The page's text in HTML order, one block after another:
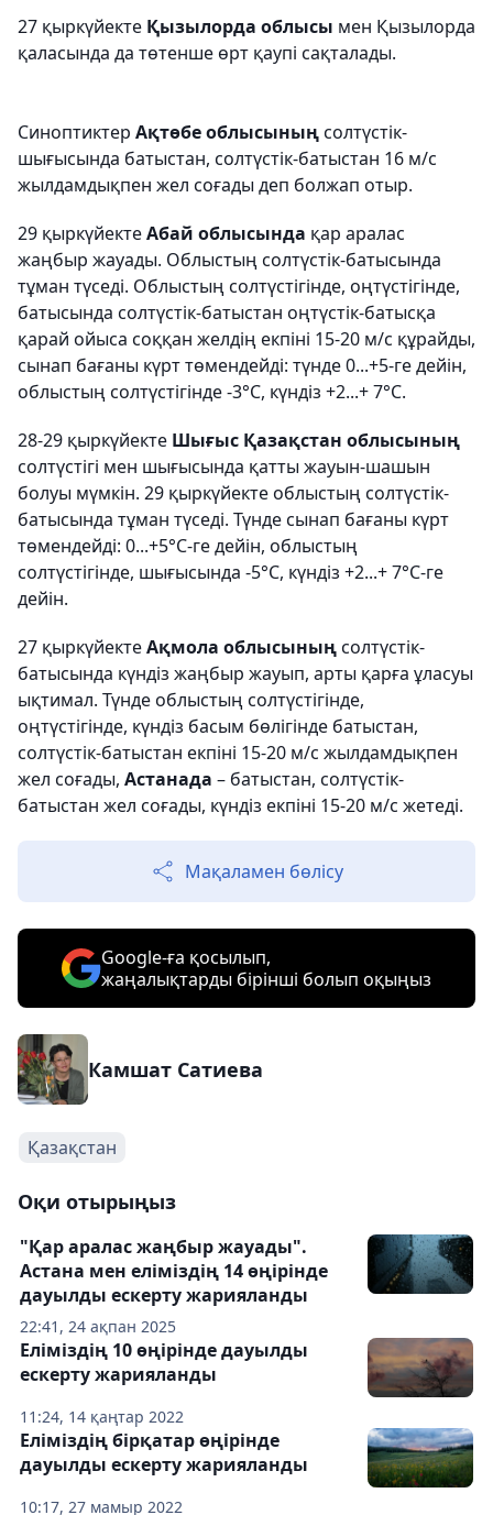
27 қыркүйекте Қызылорда облысы мен Қызылорда
қаласында да төтенше өрт қаупі сақталады.
Синоптиктер Ақтөбе облысыныңсолтүстік-
шығысында батыстан, солтүстік-батыстан 16 м/с
жылдамдықпен жел соғады деп болжап отыр.
29 қыркүйектеАбай облысында қар аралас
жаңбыр жауады. Облыстың солтүстік-батысында
тұман түседі. Облыстың солтүстігінде, оңтүстігінде,
батысында солтүстік-батыстан оңтүстік-батысқа
қарай ойыса соққан желдің екпіні 15-20 м/с құрайды,
сынап бағаны күрт төмендейді: түнде 0...+5-ге дейін,
облыстың солтүстігінде -3°C, күндіз +2...+ 7°C.
28-29 қыркүйекте Шығыс Қазақстан облысының
солтүстігі мен шығысында қатты жауын-шашын
болуы мүмкін. 29 қыркүйекте облыстың солтүстік-
батысында тұман түседі. Түнде сынап бағаны күрт
төмендейді: 0...+5°C-ге дейін, облыстың
солтүстігінде, шығысында -5°C, күндіз +2...+ 7°C-ге
дейін.
27 қыркүйектеАқмола облысыныңсолтүстік-
батысында күндіз жаңбыр жауып, арты қарға ұласуы
ықтимал. Түнде облыстың солтүстігінде,
оңтүстігінде, күндіз басым бөлігінде батыстан,
солтүстік-батыстан екпіні 15-20 м/с жылдамдықпен
жел соғады, Астанада – батыстан, солтүстік-
батыстан жел соғады, күндіз екпіні 15-20 м/с жетеді.
Мақаламен бөлісу
Google-ға қосылып,
жаңалықтарды бірінші болып оқыңыз
Камшат Сатиева
Қазақстан
Оқи отырыңыз
22:41, 24 ақпан 2025
"Қар аралас жаңбыр жауады".
Астана мен еліміздің 14 өңірінде
дауылды ескерту жарияланды
11:24, 14 қаңтар 2022
Еліміздің 10 өңірінде дауылды
ескерту жарияланды
10:17, 27 мамыр 2022
Еліміздің бірқатар өңірінде
дауылды ескерту жарияланды